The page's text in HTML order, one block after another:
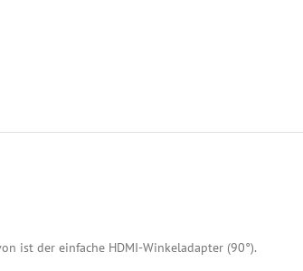
ist der einfache HDMI-Winkeladapter (90°).